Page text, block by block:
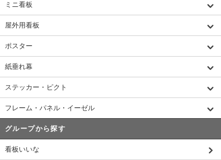
ミニ看板
屋外用看板
ポスター
紙垂れ幕
ステッカー・ピクト
フレーム・パネル・イーゼル
グループから探す
看板いいな